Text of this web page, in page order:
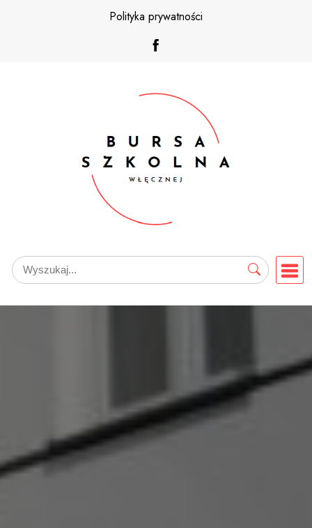
Polityka prywatności
Search